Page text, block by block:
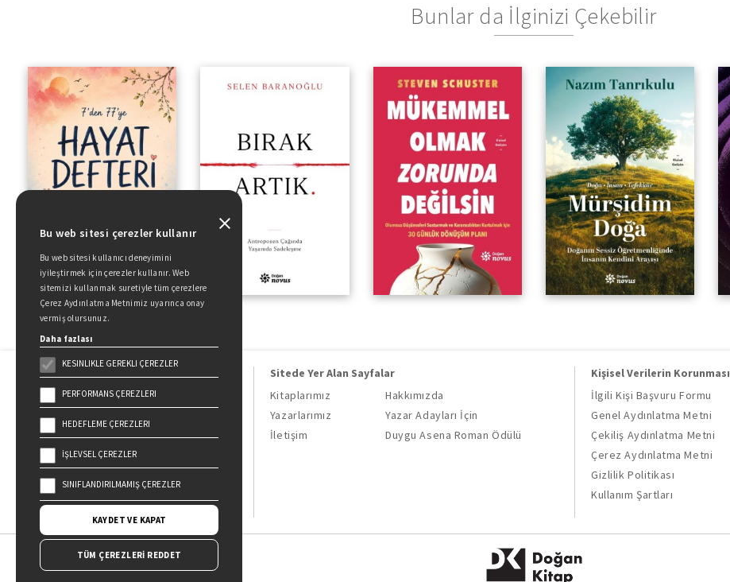
Bunlar da İlginizi Çekebilir
Doğanın Sessiz
Öğretmenliğinde İnsanın
Kendini Arayışı
Doğan Kitap, bir Doğan Holding
kuruluşudur.
19 Mayıs Cad. Golden Plaza No:1 Kat:10
34360 / Şişli / İstanbul
Sitede Yer Alan Sayfalar
Kitaplarımız
Hakkımızda
Yazarlarımız
Yazar Adayları İçin
İletişim
Duygu Asena Roman Ödülü
Kişisel Verilerin Korunması
İlgili Kişi Başvuru Formu
Genel Aydınlatma Metni
Çekiliş Aydınlatma Metni
Çerez Aydınlatma Metni
Gizlilik Politikası
Kullanım Şartları
Bu web sitesi çerezler kullanır
Bu web sitesi kullanıcı deneyimini
iyileştirmek için çerezler kullanır. Web
sitemizi kullanmak suretiyle tüm çerezlere
Çerez Aydınlatma Metnimiz uyarınca onay
vermiş olursunuz.
Daha fazlası
KESINLIKLE GEREKLI ÇEREZLER
PERFORMANS ÇEREZLERI
HEDEFLEME ÇEREZLERI
İŞLEVSEL ÇEREZLER
SINIFLANDIRILMAMIŞ ÇEREZLER
KAYDET VE KAPAT
TÜM ÇEREZLERİ REDDET